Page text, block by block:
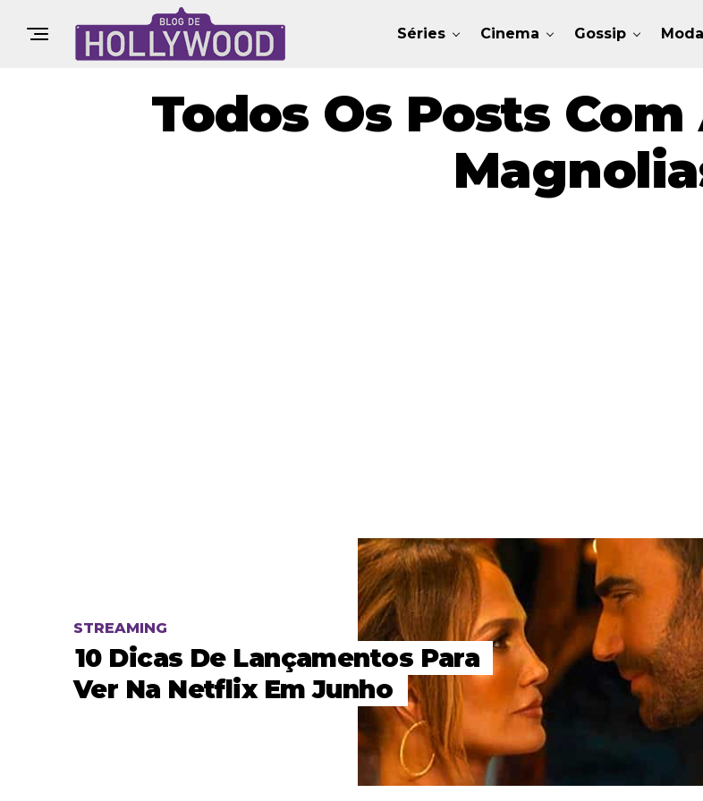
Séries Cinema Gossip Moda
Todos Os Posts
STREAMING
10 Dicas De Lançamentos Para
Ver Na Netflix Em Junho